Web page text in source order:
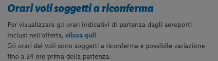
Orari voli soggetti a riconferma
Per visualizzare gli orari indicativi di partenza dagli aeroporti
inclusi nell’offerta,clicca qui!
Gli orari dei voli sono soggetti a riconferma e possibile variazione
fino a 24 ore prima della partenza.